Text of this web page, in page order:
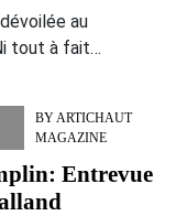
au
tout à fait…
BYARTICHAUT
MAGAZINE
Entrevue